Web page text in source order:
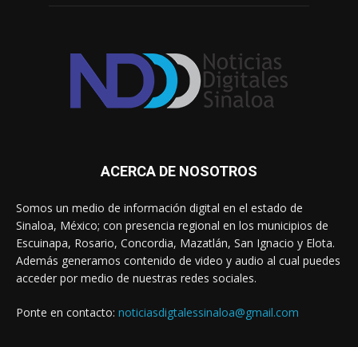
ACERCA DE NOSOTROS
Somos un medio de información digital en el estado de
Sinaloa, México; con presencia regional en los municipios de
Escuinapa, Rosario, Concordia, Mazatlán, San Ignacio y Elota.
Además generamos contenido de video y audio al cual puedes
acceder por medio de nuestras redes sociales.
Ponte en contacto: noticiasdigtalessinaloa@gmail.com